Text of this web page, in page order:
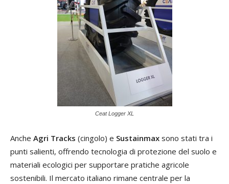
Ceat Logger XL
Anche Agri Tracks (cingolo) e Sustainmax sono stati tra i
punti salienti, offrendo tecnologia di protezione del suolo e
materiali ecologici per supportare pratiche agricole
sostenibili. Il mercato italiano rimane centrale per la